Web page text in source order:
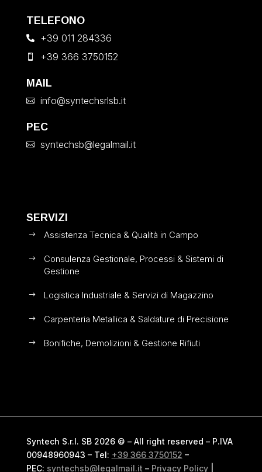
TELEFONO
 +39 011 284336
 +39 366 3750152
MAIL
 info@syntechsrlsb.it
PEC
 syntechsb@legalmail.it
SERVIZI
$ Assistenza Tecnica & Qualità in Campo
$
Consulenza Gestionale, Processi & Sistemi di
Gestione
$ Logistica Industriale & Servizi di Magazzino
$ Carpenteria Metallica & Saldature di Precisione
$ Bonifiche, Demolizioni & Gestione Rifiuti
Syntech S.r.l. SB 2026 © – All right reserved – P.IVA
00948960943 – Tel: +39 366 3750152 –
PEC: syntechsb@legalmail.it – Privacy Policy|